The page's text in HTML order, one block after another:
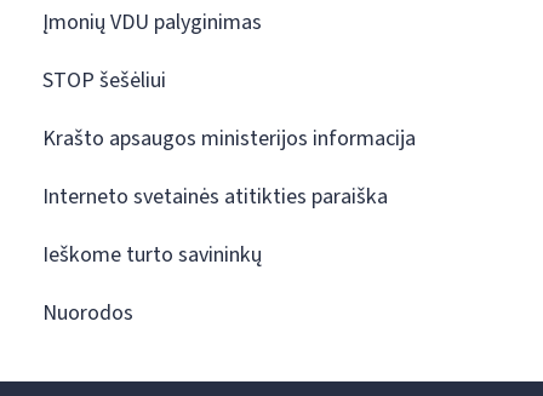
Įmonių VDU palyginimas
STOP šešėliui
Krašto apsaugos ministerijos informacija
Interneto svetainės atitikties paraiška
Ieškome turto savininkų
Nuorodos